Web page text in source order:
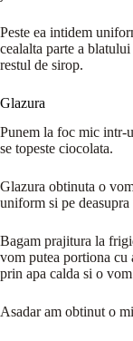
Peste ea intidem
cealalta parte a
restul de sirop.
Glazura
Punem la foc mic intr-
se topeste ciocolata.
Glazura obtinuta o
uniform si pe
Bagam prajitura la
vom putea portiona
prin apa calda si o
Asadar am obtinut o